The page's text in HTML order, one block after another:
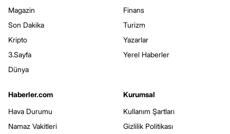
Magazin
Son Dakika
Kripto
3.Sayfa
Dünya
Finans
Turizm
Yazarlar
Yerel Haberler
Haberler.com
Hava Durumu
Namaz Vakitleri
Kurumsal
Kullanım Şartları
Gizlilik Politikası